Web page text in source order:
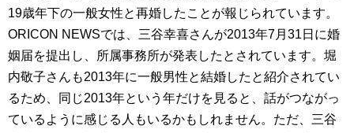
19歳年下の一般女性と再婚したことが報じられています。
ORICON NEWSでは、三谷幸喜さんが2013年7月31日に婚
姻届を提出し、所属事務所が発表したとされています。堀
内敬子さんも2013年に一般男性と結婚したと紹介されてい
るため、同じ2013年という年だけを見ると、話がつながっ
ているように感じる人もいるかもしれません。ただ、三谷